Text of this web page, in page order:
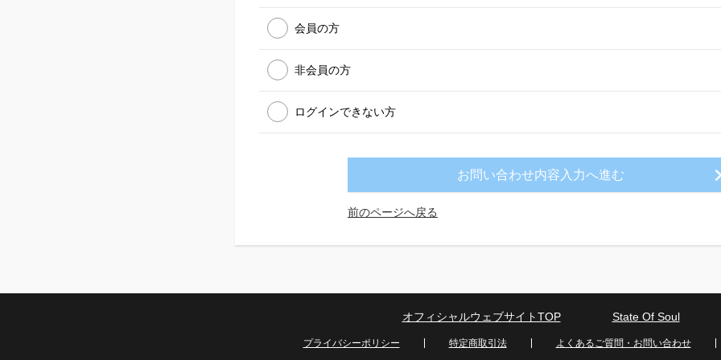
会員の方
非会員の方
ログインできない方
前のページへ戻る
オフィシャルウェブサイトTOP State Of Soul
プライバシーポリシー 特定商取引法 よくあるご質問・お問い合わせ